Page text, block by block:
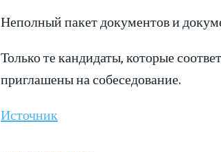
Неполный пакет документов и
Только те кандидаты, которые
приглашены на собеседование.
Источник